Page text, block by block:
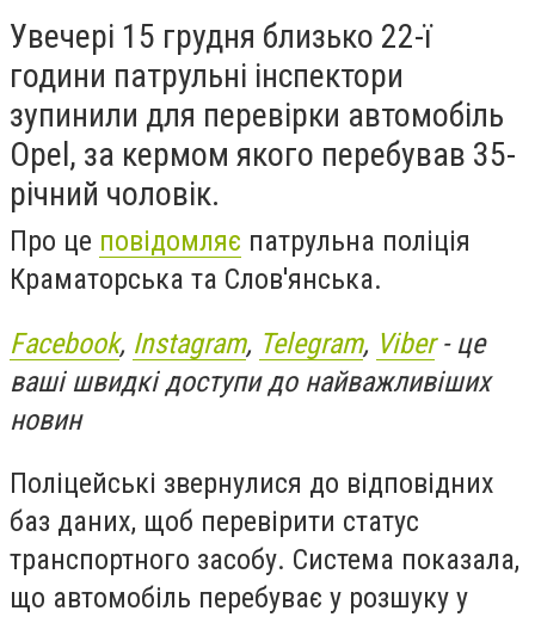
Увечері 15 грудня близько 22-ї
години патрульні інспектори
зупинили для перевірки автомобіль
Opel, за кермом якого перебував 35-
річний чоловік.
Про це повідомляє патрульна поліція
Краматорська та Слов'янська.
Facebook, Instagram, Telegram, Viber- це
ваші швидкі доступи до найважливіших
новин
Поліцейські звернулися до відповідних
баз даних, щоб перевірити статус
транспортного засобу. Система показала,
що автомобіль перебуває у розшуку у